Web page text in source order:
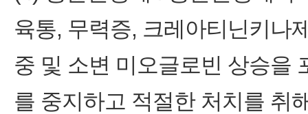
육통, 무력증, 크레아티닌키나
중 및 소변 미오글로빈 상승을
를 중지하고 적절한 처치를 취